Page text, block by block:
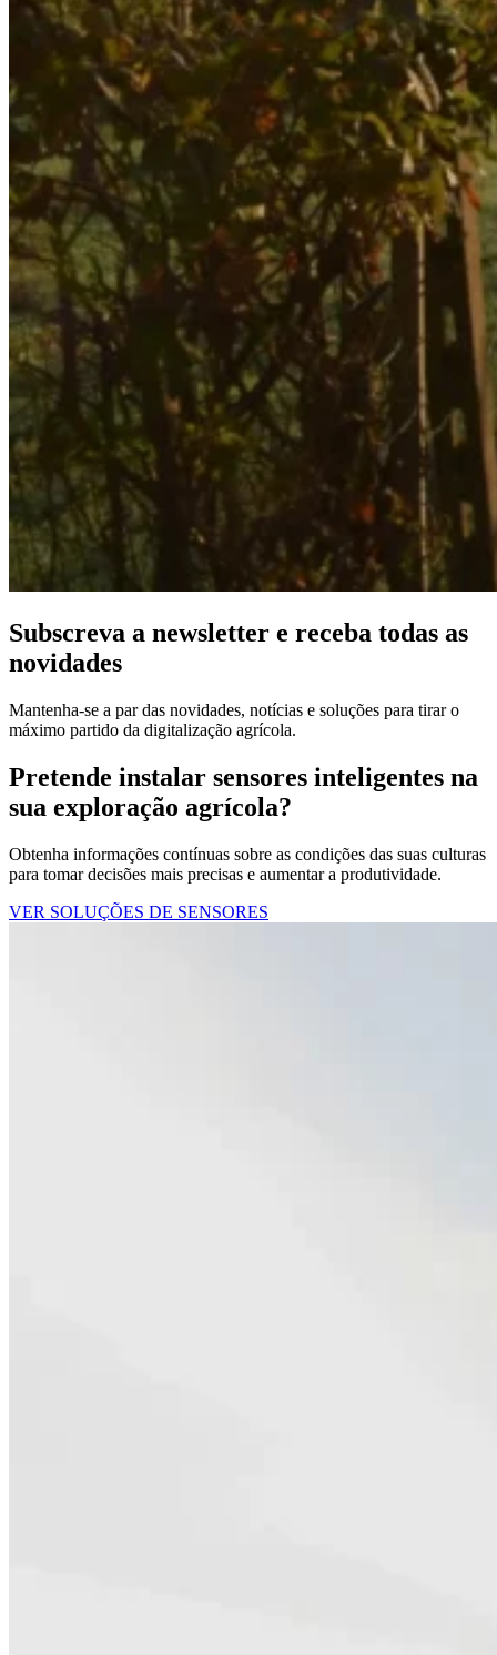
Subscreva a newsletter e receba todas as
novidades
Mantenha-se a par das novidades, notícias e soluções para tirar o
máximo partido da digitalização agrícola.
Pretende instalar sensores inteligentes na
sua exploração agrícola?
Obtenha informações contínuas sobre as condições das suas culturas
para tomar decisões mais precisas e aumentar a produtividade.
VER SOLUÇÕES DE SENSORES